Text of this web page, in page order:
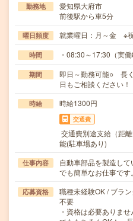
勤務地
愛知県大府市
前後駅から車5分
曜日頻度 就業曜日：月～金 ※祝
時間 ・08:30～17:30（実働
期間
即日～勤務可能○ 長
日もご相談ください！
時給 時給1300円
交通費
交通費別途支給（距
能(駐車場あり)
仕事内容
自動車部品を製造し
でも簡単なお仕事で
応募資格
職種未経験OK / ブラ
不要
・資格は必要ありま